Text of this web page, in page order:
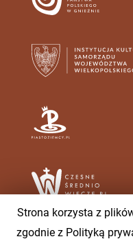
Strona korzysta z
zgodnie z Polityką